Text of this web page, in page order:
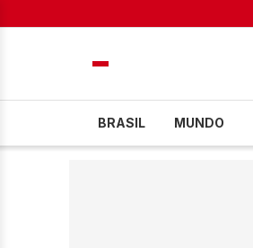
BRASIL MUNDO